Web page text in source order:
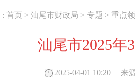
: 首页 > 汕尾市财政局 > 专题 > 重点
汕尾市2025年
2025-04-01 10:20 来